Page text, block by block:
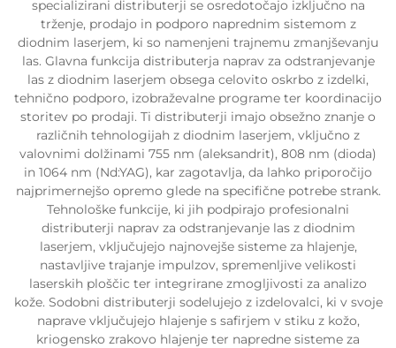
specializirani distributerji se osredotočajo izključno na
trženje, prodajo in podporo naprednim sistemom z
diodnim laserjem, ki so namenjeni trajnemu zmanjševanju
las. Glavna funkcija distributerja naprav za odstranjevanje
las z diodnim laserjem obsega celovito oskrbo z izdelki,
tehnično podporo, izobraževalne programe ter koordinacijo
storitev po prodaji. Ti distributerji imajo obsežno znanje o
različnih tehnologijah z diodnim laserjem, vključno z
valovnimi dolžinami 755 nm (aleksandrit), 808 nm (dioda)
in 1064 nm (Nd:YAG), kar zagotavlja, da lahko priporočijo
najprimernejšo opremo glede na specifične potrebe strank.
Tehnološke funkcije, ki jih podpirajo profesionalni
distributerji naprav za odstranjevanje las z diodnim
laserjem, vključujejo najnovejše sisteme za hlajenje,
nastavljive trajanje impulzov, spremenljive velikosti
laserskih ploščic ter integrirane zmogljivosti za analizo
kože. Sodobni distributerji sodelujejo z izdelovalci, ki v svoje
naprave vključujejo hlajenje s safirjem v stiku z kožo,
kriogensko zrakovo hlajenje ter napredne sisteme za